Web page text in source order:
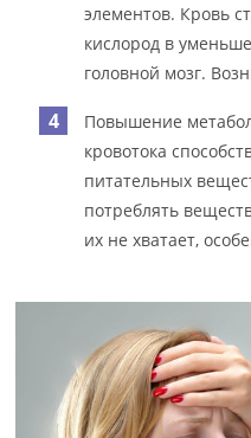
элементов. Кровь
кислород в
головной мозг.
Повышение
кровотока
питательных
потреблять
их не хватает,